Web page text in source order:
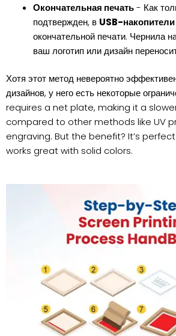
Окончательная печать- Как
подтвержден, в USB-накопители
окончательной печати. Чернила
ваш логотип или дизайн
Хотя этот метод невероятно
дизайнов, у него есть некоторые
requires a net plate, making it a
compared to other methods like UV
engraving. But the benefit? It’s
works great with solid colors.